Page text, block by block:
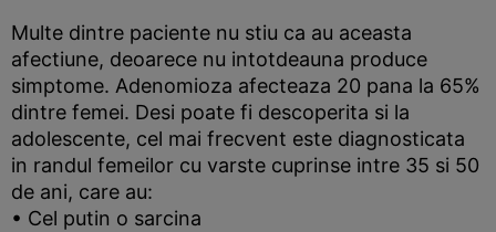
Multe dintre paciente nu stiu ca au aceasta
afectiune, deoarece nu intotdeauna produce
simptome. Adenomioza afecteaza 20 pana la 65%
dintre femei. Desi poate fi descoperita si la
adolescente, cel mai frecvent este diagnosticata
in randul femeilor cu varste cuprinse intre 35 si 50
de ani, care au:
• Cel putin o sarcina